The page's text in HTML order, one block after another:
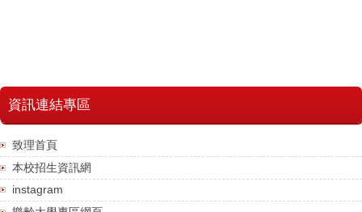
資訊連結專區
致理首頁
本校招生資訊網
instagram